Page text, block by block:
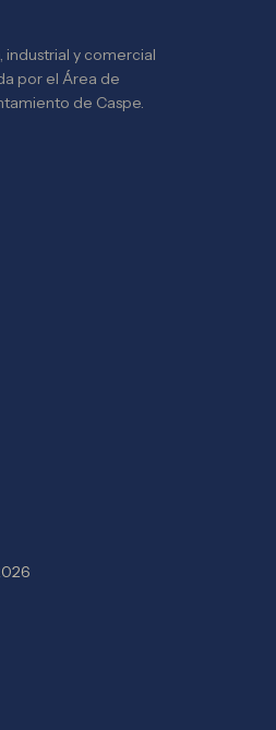
industrial y comercial
por el Área de
de Caspe.